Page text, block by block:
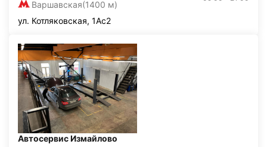
Варшавская(1400 м)
ул. Котляковская, 1Ас2
Автосервис Измайлово